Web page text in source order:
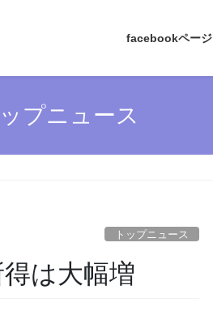
facebookページ
ップニュース
トップニュース
は大幅増